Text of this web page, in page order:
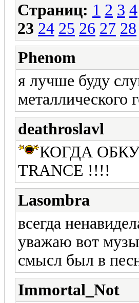
Страниц: 1 2 3 4
23 24 25 26 27 28
Phenom
я лучше буду
металлического
deathroslavl
КОГДА
TRANCE !!!!
Lasombra
всегда
уважаю вот
смысл был в
Immortal_Not